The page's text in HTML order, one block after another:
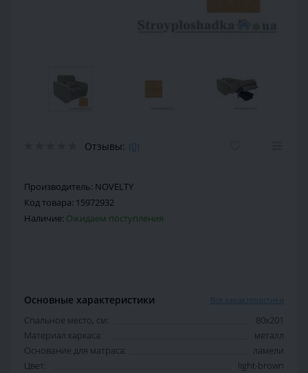
Отзывы: (0)
Производитель: NOVELTY
Код товара: 15972932
Наличие: Ожидаем поступления
Основные характеристики Все характеристики
Спальное место, см:
80х201
Материал каркаса:
металл
Основание для матраса:
ламели
Цвет:
light-brown